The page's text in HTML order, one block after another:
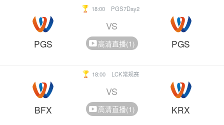
18:00 PGS7Day2
PGS
VS
高清直播(1) PGS
18:00 LCK常规赛
BFX
VS
高清直播(1) KRX